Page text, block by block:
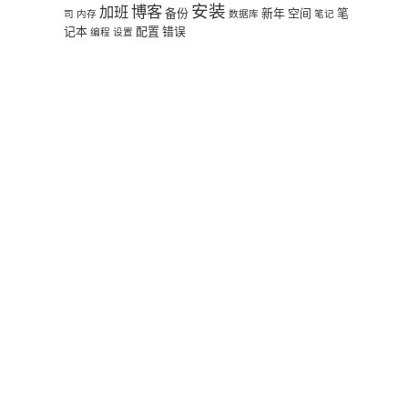
司 内存 加班博客备份 安装 数据库 新年 空间 笔记 笔
记本 编程 设置 配置 错误